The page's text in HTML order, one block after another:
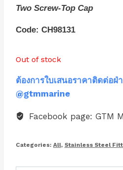
Two Screw-Top Cap
Code: CH98131
Out of stock
ต้องการใบเสนอราคาติดต่อ
@gtmmarine
Facebook page: GTM
Categories: All, Stainless Steel